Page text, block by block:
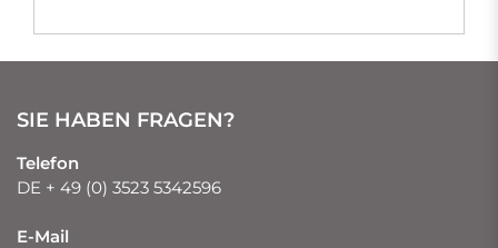
SIE HABEN FRAGEN?
Telefon
DE + 49 (0) 3523 5342596
E-Mail